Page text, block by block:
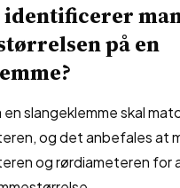
identificerer
på en
slangeklemme skal
og det anbefales at
og rørdiameteren for